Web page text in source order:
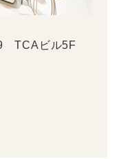
TCAビル5F